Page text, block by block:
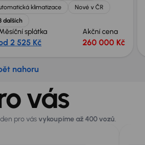
klimatizace
Nové v ČR
dalších
splátka
2 525 Kč
Akční cena
260 000 Kč
nahoru
vás
pro vásvykoupíme až 400 vozů.